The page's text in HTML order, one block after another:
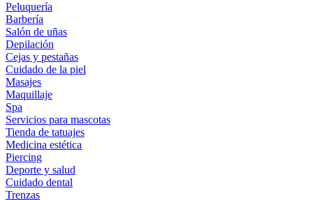
Peluquería
Barbería
Salón de uñas
Depilación
Cejas y pestañas
Cuidado de la piel
Masajes
Maquillaje
Spa
Servicios para mascotas
Tienda de tatuajes
Medicina estética
Piercing
Deporte y salud
Cuidado dental
Trenzas